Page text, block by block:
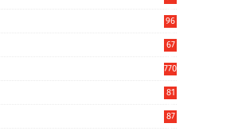
96
67
770
81
87